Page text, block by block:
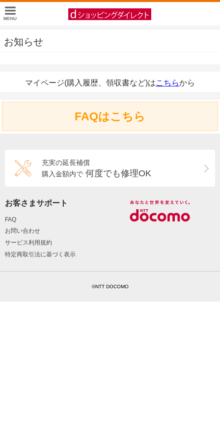
お知らせ
マイページ(購入履歴、領収書など)はこちらから
FAQはこちら
充実の延長補償
購入金額内で 何度でも修理OK
お客さまサポート
FAQ
お問い合わせ
サービス利用規約
特定商取引法に基づく表示
©NTT DOCOMO